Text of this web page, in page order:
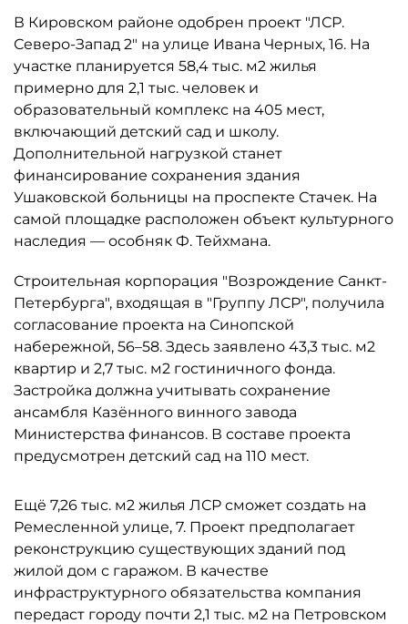
В Кировском районе одобрен проект "ЛСР.
Северо-Запад 2" на улице Ивана Черных, 16. На
участке планируется 58,4 тыс. м2 жилья
примерно для 2,1 тыс. человек и
образовательный комплекс на 405 мест,
включающий детский сад и школу.
Дополнительной нагрузкой станет
финансирование сохранения здания
Ушаковской больницы на проспекте Стачек. На
самой площадке расположен объект культурного
наследия — особняк Ф. Тейхмана.
Строительная корпорация "Возрождение Санкт-
Петербурга", входящая в "Группу ЛСР", получила
согласование проекта на Синопской
набережной, 56–58. Здесь заявлено 43,3 тыс. м2
квартир и 2,7 тыс. м2 гостиничного фонда.
Застройка должна учитывать сохранение
ансамбля Казённого винного завода
Министерства финансов. В составе проекта
предусмотрен детский сад на 110 мест.
Ещё 7,26 тыс. м2 жилья ЛСР сможет создать на
Ремесленной улице, 7. Проект предполагает
реконструкцию существующих зданий под
жилой дом с гаражом. В качестве
инфраструктурного обязательства компания
передаст городу почти 2,1 тыс. м2 на Петровском